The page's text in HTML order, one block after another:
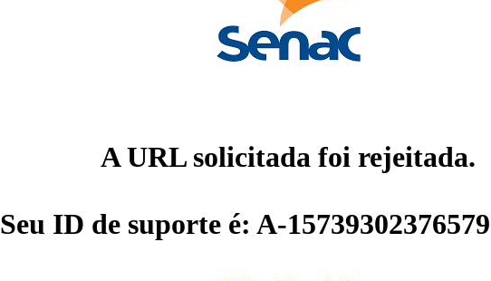
A URL solicitada foi rejeitada.
Seu ID de suporte é: A-